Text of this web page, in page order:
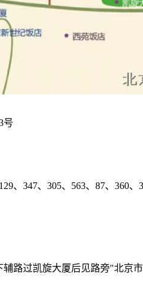
号
、347、305、563、87、360
路过凯旋大厦后见路旁"北京